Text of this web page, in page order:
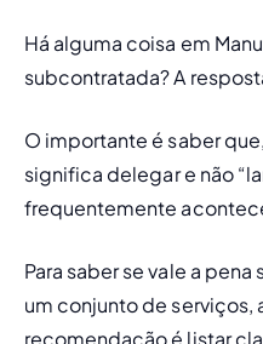
Há alguma coisa em
subcontratada? A
O importante é saber
significa delegar e não
frequentemente
Para saber se vale a
um conjunto de serviços,
recomendação é listar